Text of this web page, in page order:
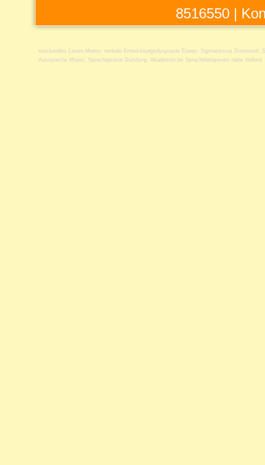
8516550 |
stockendes Lesen Moers , verbale Entwicklungsdyspraxie Essen , Sigmatismus Dortmund ,
Aussprache Moers , Sprechapraxie Duisburg , Akademische Sprachtherapeutin nahe Velbert